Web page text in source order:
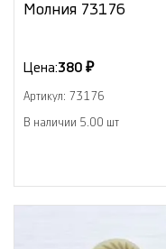
Молния 73176
Цена:380 ₽
Артикул: 73176
В наличии 5.00 шт